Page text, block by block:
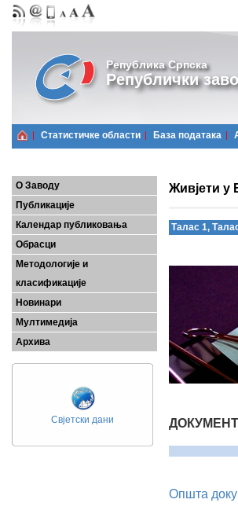
Република Српска
Републички
Статистичке области Базa података
О Заводу
Публикације
Календар публиковања
Обрасци
Методологије и
класификације
Новинари
Мултимедија
Архива
Свјетски дани
Живјети у
Талас 1,
Општа